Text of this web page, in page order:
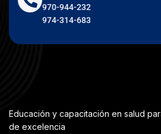
970-944-232
974-314-683
Educación y capacitación en salud
de excelencia